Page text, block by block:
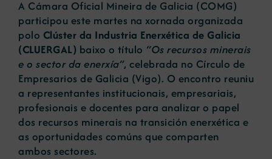
A Cámara Oficial Mineira de Galicia (COMG)
participou este martes na xornada organizada
polo Clúster da Industria Enerxética de Galicia
(CLUERGAL) baixo o título “Os recursos minerais
e o sector da enerxía”, celebrada no Círculo de
Empresarios de Galicia (Vigo). O encontro reuniu
a representantes institucionais, empresariais,
profesionais e docentes para analizar o papel
dos recursos minerais na transición enerxética e
as oportunidades comúns que comparten
ambos sectores.